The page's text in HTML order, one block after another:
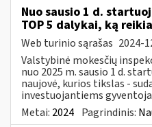
Nuo sausio 1 d.
TOP 5 dalykai, ką
Web turinio sąrašas 2024-
Valstybinė mokesčių
nuo 2025 m. sausio 1 d.
naujovė, kurios tikslas -
investuojantiems
Metai: 2024 Pagrindinis: